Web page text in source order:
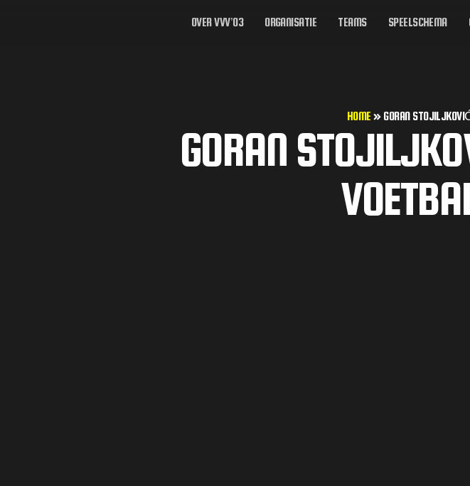
OVER VVV’03 ORGANISATIE TEAMS SPEELSCHEMA
HOME » GORAN
GORAN